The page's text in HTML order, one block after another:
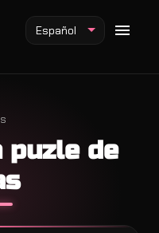
Español
puzle de